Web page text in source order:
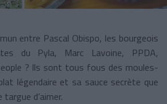
entre Pascal Obispo, les bourgeois
du Pyla, Marc Lavoine, PPDA,
? Ils sont tous fous des moules-
légendaire et sa sauce secrète que
d’aimer.